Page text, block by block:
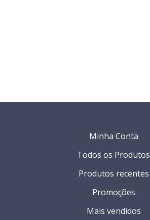
Minha Conta
Todos os Produtos
Produtos recentes
Promoções
Mais vendidos